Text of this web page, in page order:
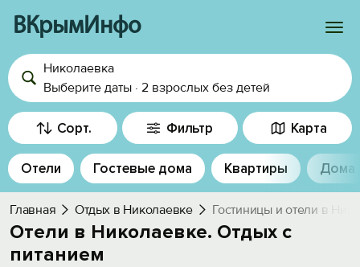
ВКрымИнфо
Войти
Избранное
История просмотра
Добавить свой объект
Николаевка
Выберите даты · 2 взрослых без детей
Сорт. Фильтр Карта
Отели Гостевые дома Квартиры Дома
Главная Отдых в Николаевке Гостиницы и отели в
Отели в Николаевке. Отдых с
питанием